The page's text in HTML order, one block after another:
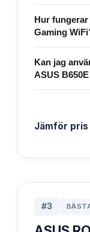
Hur fungerar
Gaming
Kan jag
ASUS
Jämför pris
#3